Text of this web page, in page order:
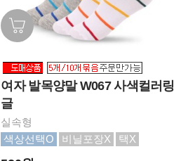
여자 발목양말 W067 사색컬러링
글
실속형
색상선택O
비닐포장X 택X